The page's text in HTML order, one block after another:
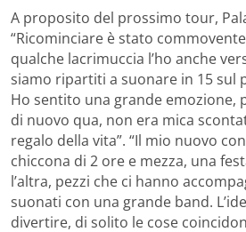
A proposito del prossimo tour,
“Ricominciare è stato
qualche lacrimuccia l’ho anche
siamo ripartiti a suonare in 15 sul
Ho sentito una grande emozione,
di nuovo qua, non era mica
regalo della vita”. “Il mio nuovo
chiccona di 2 ore e mezza, una
l’altra, pezzi che ci hanno
suonati con una grande band.
divertire, di solito le cose